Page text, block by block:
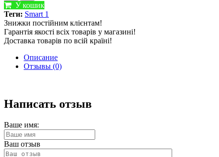
У кошик
Теги: Smart 1
Знижки постійним клієнтам!
Гарантія якості всіх товарів у магазині!
Доставка товарів по всій країні!
Описание
Отзывы (0)
Написать отзыв
Ваше имя:
Ваш отзыв